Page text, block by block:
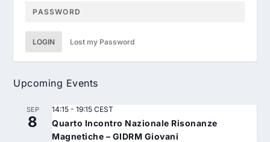
LOGIN Lost my Password
Upcoming Events
SEP
8
14:15 -19:15 CEST
Quarto Incontro Nazionale Risonanze
Magnetiche – GIDRM Giovani